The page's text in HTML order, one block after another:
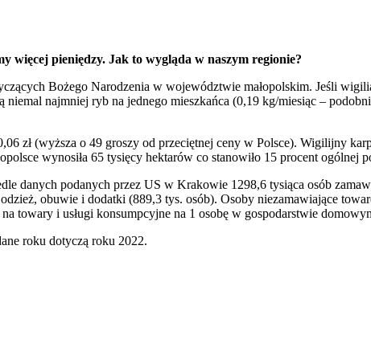
więcej pieniędzy. Jak to wygląda w naszym regionie?
Bożego Narodzenia w województwie małopolskim. Jeśli
najmniej ryb na jednego mieszkańca (0,19 kg/miesiąc –
zł (wyższa o 49 groszy od przeciętnej ceny w Polsce). Wigilijny
wynosiła 65 tysięcy hektarów co stanowiło 15 procent
danych podanych przez US w Krakowie 1298,6 tysiąca osób
obuwie i dodatki (889,3 tys. osób). Osoby niezamawiające
towary i usługi konsumpcyjne na 1 osobę w gospodarstwie
roku dotyczą roku 2022.